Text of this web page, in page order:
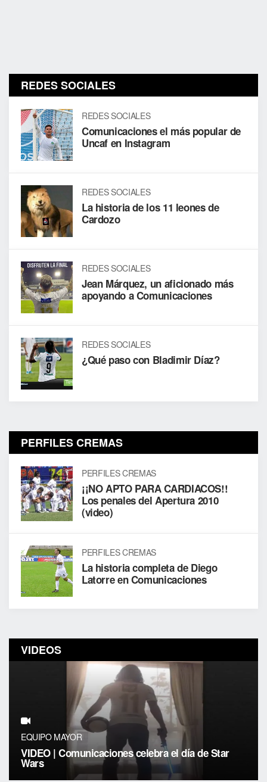
REDES SOCIALES
REDES SOCIALES
Comunicaciones el más popular de
Uncaf en Instagram
REDES SOCIALES
La historia de los 11 leones de
Cardozo
REDES SOCIALES
Jean Márquez, un aficionado más
apoyando a Comunicaciones
REDES SOCIALES
¿Qué paso con Bladimir Díaz?
PERFILES CREMAS
PERFILES CREMAS
¡¡NO APTO PARA CARDIACOS!!
Los penales del Apertura 2010
(video)
PERFILES CREMAS
La historia completa de Diego
Latorre en Comunicaciones
VIDEOS
EQUIPO MAYOR
VIDEO | Comunicaciones celebra el día de Star
Wars